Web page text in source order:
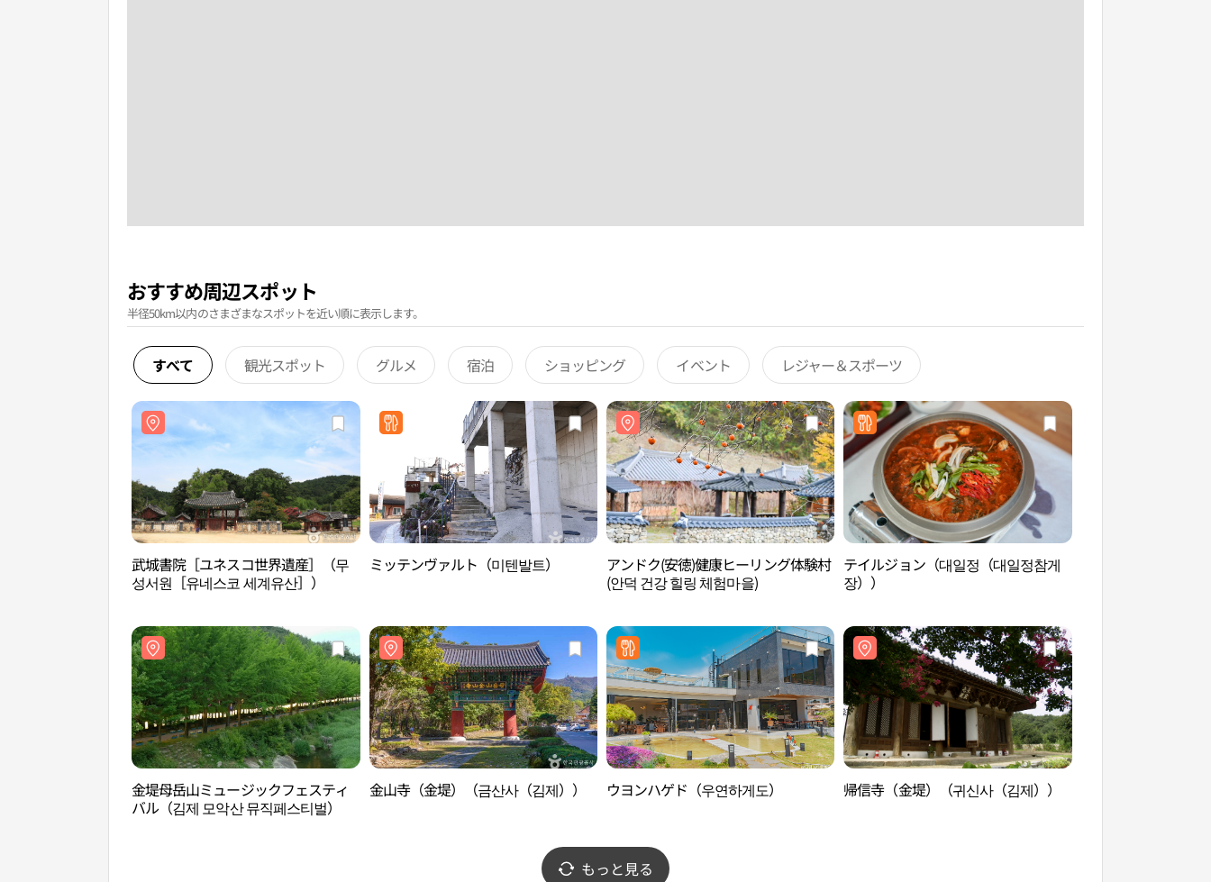
おすすめ周辺スポット
半径50km以内のさまざまなスポットを近い順に表示します。
すべて 観光スポット グルメ 宿泊 ショッピング イベント レジャー＆スポーツ
武城書院［ユネスコ世界遺産］（무
성서원［유네스코 세계유산］）
ミッテンヴァルト（미텐발트）
アンドク(安徳)健康ヒーリング体験村
(안덕 건강 힐링 체험마을)
テイルジョン（대일정（대일정참게
장））
金堤母岳山ミュージックフェスティ
バル（김제 모악산 뮤직페스티벌）
金山寺（金堤）（금산사（김제）） ウヨンハゲド（우연하게도） 帰信寺（金堤）（귀신사（김제））
もっと見る